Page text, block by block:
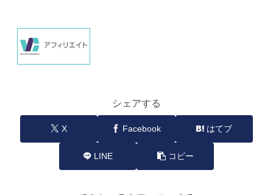
シェアする
X Facebook はてブ
LINE コピー